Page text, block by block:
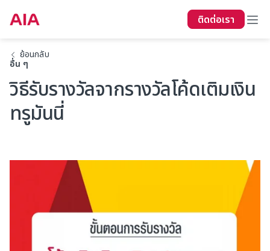
ติดต่อเรา
ย้อนกลับ
อื่น ๆ
วิธีรับรางวัลจากรางวัลโค้ดเติมเงิน
ทรูมันนี่